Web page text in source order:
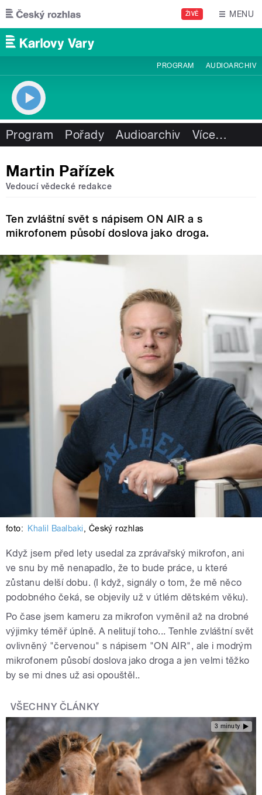
Přejít k hlavnímu obsahu
ŽIVĚ MENU
PROGRAM AUDIOARCHIV
Program Pořady Audioarchiv Více…
Martin Pařízek
Vedoucí vědecké redakce
Ten zvláštní svět s nápisem ON AIR a s
mikrofonem působí doslova jako droga.
foto: Khalil Baalbaki, Český rozhlas
Když jsem před lety usedal za zprávařský mikrofon, ani
ve snu by mě nenapadlo, že to bude práce, u které
zůstanu delší dobu. (I když, signály o tom, že mě něco
podobného čeká, se objevily už v útlém dětském věku).
Po čase jsem kameru za mikrofon vyměnil až na drobné
výjimky téměř úplně. A nelitují toho... Tenhle zvláštní svět
ovlivněný "červenou" s nápisem "ON AIR", ale i modrým
mikrofonem působí doslova jako droga a jen velmi těžko
by se mi dnes už asi opouštěl..
VŠECHNY ČLÁNKY
3 minuty